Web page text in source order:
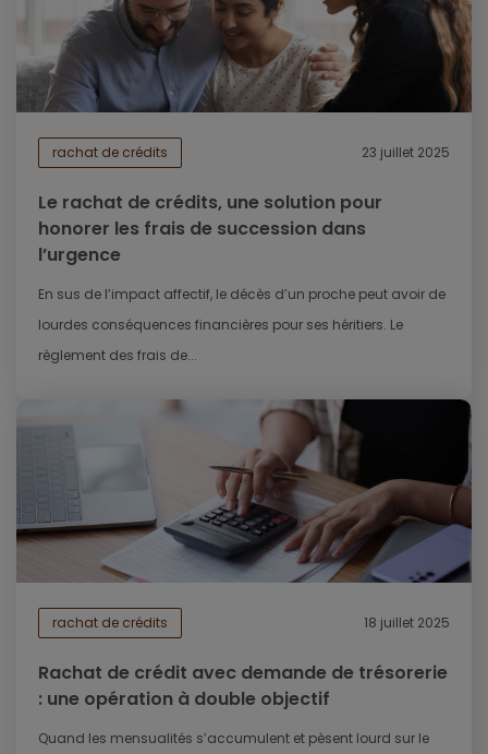
rachat de crédits 23 juillet 2025
Le rachat de crédits, une solution pour
honorer les frais de succession dans
l’urgence
En sus de l’impact affectif, le décès d’un proche peut avoir de
lourdes conséquences financières pour ses héritiers. Le
règlement des frais de...
rachat de crédits 18 juillet 2025
Rachat de crédit avec demande de trésorerie
: une opération à double objectif
Quand les mensualités s’accumulent et pèsent lourd sur le